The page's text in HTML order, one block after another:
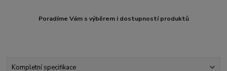
Poradíme Vám s výběrem i dostupností produktů
Kompletní specifikace